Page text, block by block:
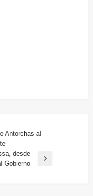
Antorchas al
desde
Gobierno